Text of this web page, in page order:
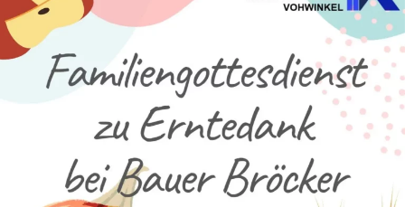
» Wirtschaft
Werbung
Datenschutz
Impressum